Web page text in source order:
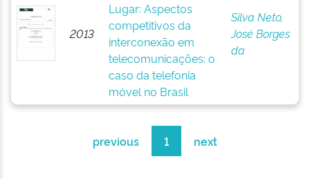
2013
Lugar: Aspectos
competitivos da
interconexão em
telecomunicações: o
caso da telefonia
móvel no Brasil
Silva Neto,
José Borges
da
previous 1 next